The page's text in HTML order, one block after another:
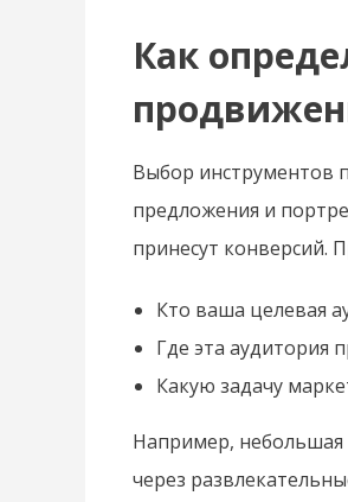
Как
Выбор инструментов
предложения и
принесут конверсий.
Кто ваша целевая
Где эта аудитория
Какую задачу
Например, небольшая
через